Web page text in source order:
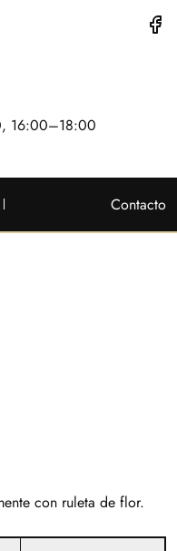
16:00–18:00
Contacto
con ruleta de flor.